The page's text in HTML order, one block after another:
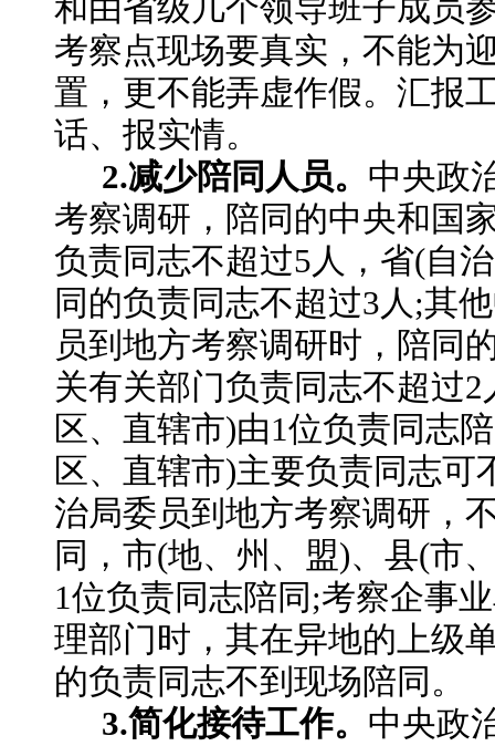
和由省级几个领导班子成员
考察点现场要真实，不能为
置，更不能弄虚作假。汇报
话、报实情。
2.减少陪同人员。 中央政
考察调研，陪同的中央和国
负责同志不超过5人，省(自
同的负责同志不超过3人;其
员到地方考察调研时，陪同
关有关部门负责同志不超过2
区、直辖市)由1位负责同志
区、直辖市)主要负责同志可
治局委员到地方考察调研，
同，市(地、州、盟)、县(市
1位负责同志陪同;考察企事
理部门时，其在异地的上级
的负责同志不到现场陪同。
3.简化接待工作。 中央政